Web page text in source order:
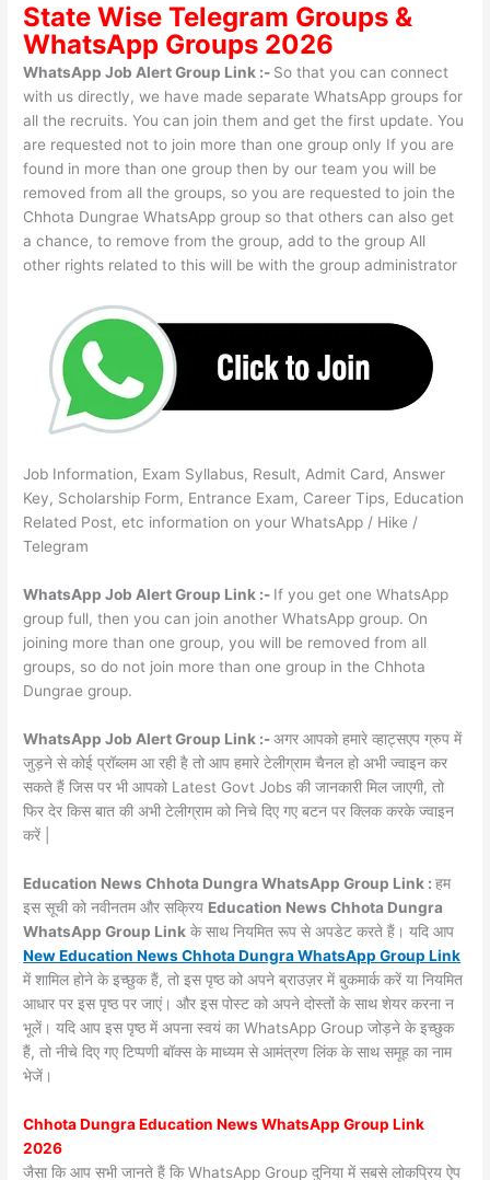
State WiseTelegram Groups &
WhatsApp Groups 2026
WhatsApp Job Alert Group Link :- So that you can connect
with us directly, we have made separate WhatsApp groups for
all the recruits. You can join them and get the first update. You
are requested not to join more than one group only If you are
found in more than one group then by our team you will be
removed from all the groups, so you are requested to join the
Chhota Dungrae WhatsApp group so that others can also get
a chance, to remove from the group, add to the group All
other rights related to this will be with the group administrator
Job Information, Exam Syllabus, Result, Admit Card, Answer
Key, Scholarship Form, Entrance Exam, Career Tips, Education
Related Post, etc information on your WhatsApp / Hike /
Telegram
WhatsApp Job Alert Group Link :- If you get one WhatsApp
group full, then you can join another WhatsApp group. On
joining more than one group, you will be removed from all
groups, so do not join more than one group in the Chhota
Dungrae group.
WhatsApp Job Alert Group Link :-अगर आपको हमारे व्हाट्सएप ग्रुप में
जुड़ने से कोई प्रॉब्लम आ रही है तो आप हमारे टेलीग्राम चैनल हो अभी ज्वाइन कर
सकते हैं जिस पर भी आपको Latest Govt Jobs की जानकारी मिल जाएगी, तो
फिर देर किस बात की अभी टेलीग्राम को निचे दिए गए बटन पर क्लिक करके ज्वाइन
करें |
Education News Chhota Dungra WhatsApp Group Link :हम
इस सूची को नवीनतम और सक्रिय Education News Chhota Dungra
WhatsApp Group Link के साथ नियमित रूप से अपडेट करते हैं। यदि आप
New Education News Chhota Dungra WhatsApp Group Link
में शामिल होने के इच्छुक हैं, तो इस पृष्ठ को अपने ब्राउज़र में बुकमार्क करें या नियमित
आधार पर इस पृष्ठ पर जाएं। और इस पोस्ट को अपने दोस्तों के साथ शेयर करना न
भूलें। यदि आप इस पृष्ठ में अपना स्वयं का WhatsApp Group जोड़ने के इच्छुक
हैं, तो नीचे दिए गए टिप्पणी बॉक्स के माध्यम से आमंत्रण लिंक के साथ समूह का नाम
भेजें।
Chhota Dungra Education News WhatsApp Group Link
2026
जैसा कि आप सभी जानते हैं कि WhatsApp Group दुनिया में सबसे लोकप्रिय ऐप